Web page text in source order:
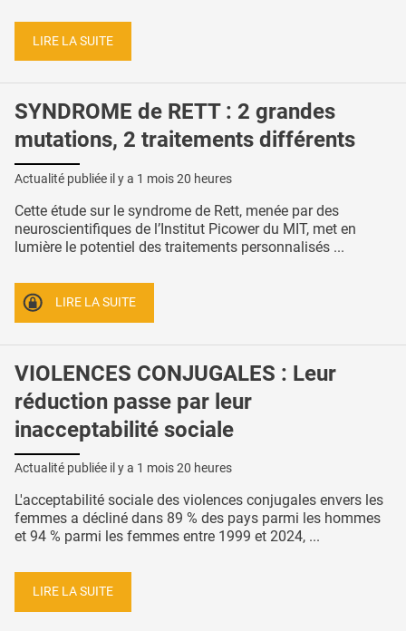
LIRE LA SUITE
SYNDROME de RETT : 2 grandes
mutations, 2 traitements différents
Actualité publiée il y a 1 mois 20 heures
Cette étude sur le syndrome de Rett, menée par des
neuroscientifiques de l’Institut Picower du MIT, met en
lumière le potentiel des traitements personnalisés ...
LIRE LA SUITE
VIOLENCES CONJUGALES : Leur
réduction passe par leur
inacceptabilité sociale
Actualité publiée il y a 1 mois 20 heures
L'acceptabilité sociale des violences conjugales envers les
femmes a décliné dans 89 % des pays parmi les hommes
et 94 % parmi les femmes entre 1999 et 2024, ...
LIRE LA SUITE